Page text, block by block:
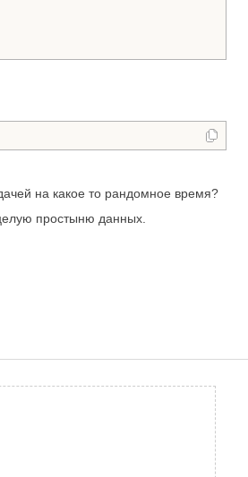
на какое то рандомное время?
простыню данных.